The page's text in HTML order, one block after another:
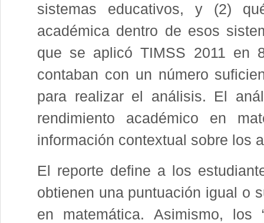
sistemas educativos, y (2)
académica dentro de esos
que se aplicó TIMSS 2011 en
contaban con un número
para realizar el análisis. El
rendimiento académico en
información contextual sobre los
El reporte define a los
obtienen una puntuación igual o
en matemática. Asimismo, los